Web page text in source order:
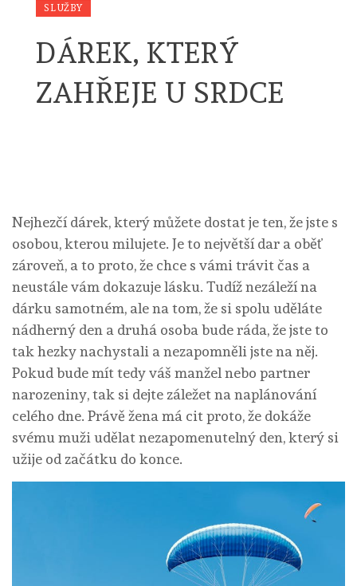
SLUŽBY
DÁREK, KTERÝ
ZAHŘEJE U SRDCE
Nejhezčí dárek, který můžete dostat je ten, že jste s
osobou, kterou milujete. Je to největší dar a oběť
zároveň, a to proto, že chce s vámi trávit čas a
neustále vám dokazuje lásku. Tudíž nezáleží na
dárku samotném, ale na tom, že si spolu uděláte
nádherný den a druhá osoba bude ráda, že jste to
tak hezky nachystali a nezapomněli jste na něj.
Pokud bude mít tedy váš manžel nebo partner
narozeniny, tak si dejte záležet na naplánování
celého dne. Právě žena má cit proto, že dokáže
svému muži udělat nezapomenutelný den, který si
užije od začátku do konce.